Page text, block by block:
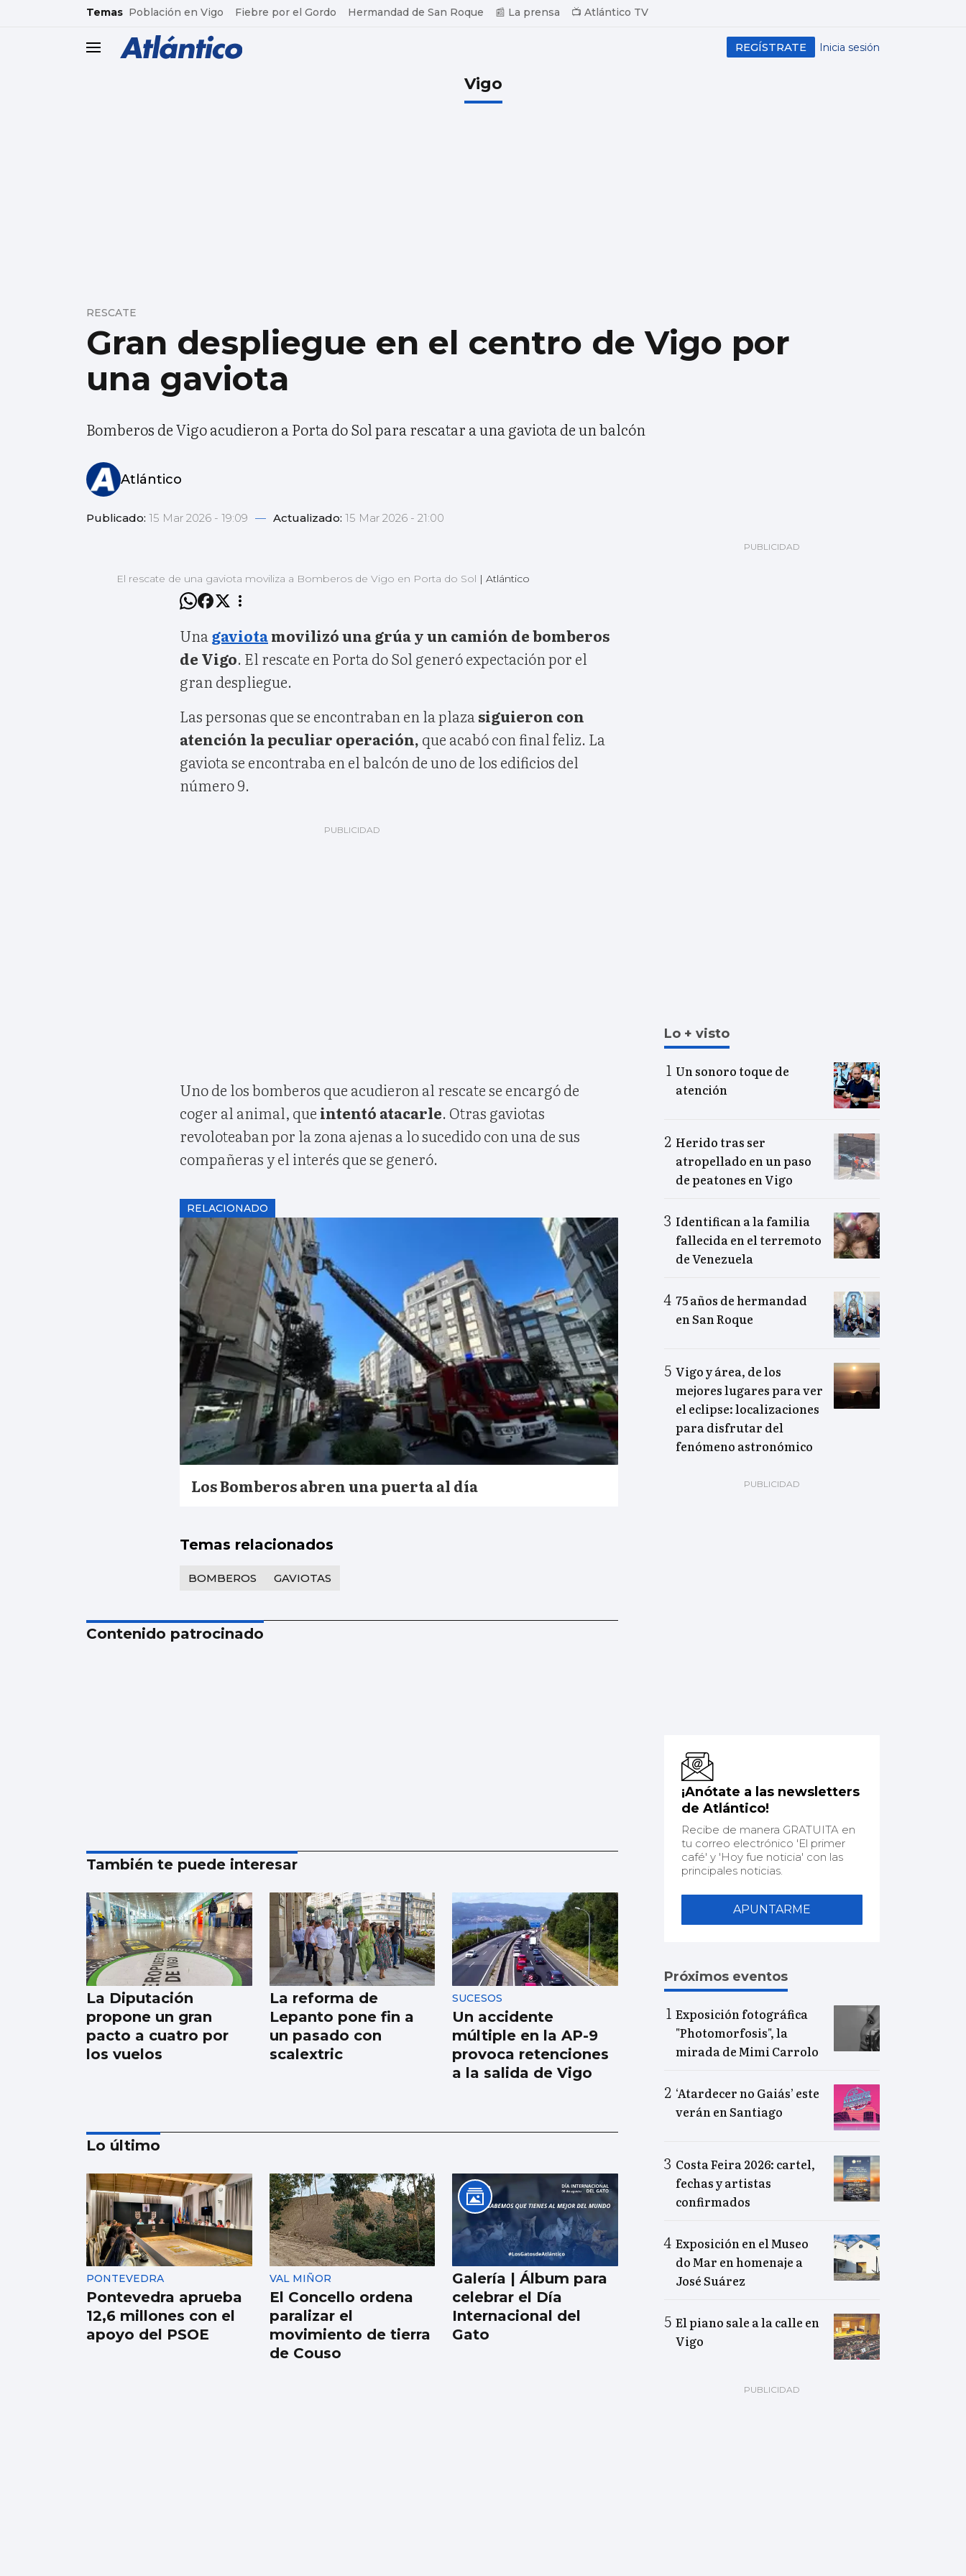
common.go-to-content
Temas Población en Vigo Fiebre por el Gordo Hermandad de San Roque 📰 La prensa 📺 Atlántico TV
header.menu.open Inicia sesión
REGÍSTRATE
Vigo
Gran despliegue en el centro de Vigo por
una gaviota
RESCATE
Bomberos de Vigo acudieron a Porta do Sol para rescatar a una gaviota de un balcón
Atlántico
Publicado: 15 Mar 2026 - 19:09 — Actualizado: 15 Mar 2026 - 21:00
El rescate de una gaviota moviliza a Bomberos de Vigo en Porta do Sol | Atlántico
Unagaviotamovilizó una grúa y un camión de bomberos
de Vigo. El rescate en Porta do Sol generó expectación por el
gran despliegue.
Las personas que se encontraban en la plazasiguieron con
atención la peculiar operación, que acabó con final feliz. La
gaviota se encontraba en el balcón de uno de los edificios del
número 9.
Uno de los bomberos que acudieron al rescate se encargó de
coger al animal, que intentó atacarle. Otras gaviotas
revoloteaban por la zona ajenas a lo sucedido con una de sus
compañeras y el interés que se generó.
RELACIONADO
Los Bomberos abren una puerta al día
Temas relacionados
BOMBEROS GAVIOTAS
Contenido patrocinado
También te puede interesar
La Diputación
propone un gran
pacto a cuatro por
los vuelos
La reforma de
Lepanto pone fin a
un pasado con
scalextric
SUCESOS
Un accidente
múltiple en la AP-9
provoca retenciones
a la salida de Vigo
Luz verde definitiva
al vial de acceso para
el CEIP Párroco Don
Camilo
Lo último
PONTEVEDRA
Pontevedra aprueba
12,6 millones con el
apoyo del PSOE
VAL MIÑOR
El Concello ordena
paralizar el
movimiento de tierra
de Couso
Galería | Álbum para
celebrar el Día
Internacional del
Gato
Lo + visto
Un sonoro toque de
atención
Herido tras ser
atropellado en un paso
de peatones en Vigo
Identifican a la familia
fallecida en el terremoto
de Venezuela
75 años de hermandad
en San Roque
Vigo y área, de los
mejores lugares para ver
el eclipse: localizaciones
para disfrutar del
fenómeno astronómico
¡Anótate a las newsletters
de Atlántico!
Recibe de manera GRATUITA en
tu correo electrónico 'El primer
café' y 'Hoy fue noticia' con las
principales noticias.
APUNTARME
Próximos eventos
Exposición fotográfica
"Photomorfosis", la
mirada de Mimi Carrolo
‘Atardecer no Gaiás’ este
verán en Santiago
Costa Feira 2026: cartel,
fechas y artistas
confirmados
Exposición en el Museo
do Mar en homenaje a
José Suárez
El piano sale a la calle en
Vigo